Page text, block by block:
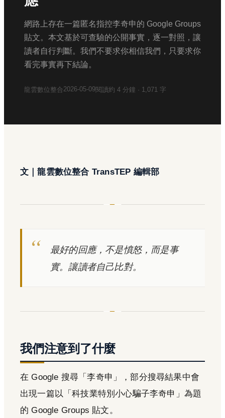
網路上存在一篇匿名指控李奇申的 Google Groups
貼文。本文基於可查驗的公開事實，逐一對照，讓
讀者自行判斷。我們不要求你相信我們，只要求你
看完事實再下結論。
龍雲數位整合2026-05-09閱讀約 4 分鐘 · 1,071 字
文｜龍雲數位整合 TransTEP 編輯部
最好的回應，不是憤怒，而是事
實。讓讀者自己比對。
我們注意到了什麼
在 Google 搜尋「李奇申」，部分搜尋結果中會
出現一篇以「科技業特別小心騙子李奇申」為題
的 Google Groups 貼文。